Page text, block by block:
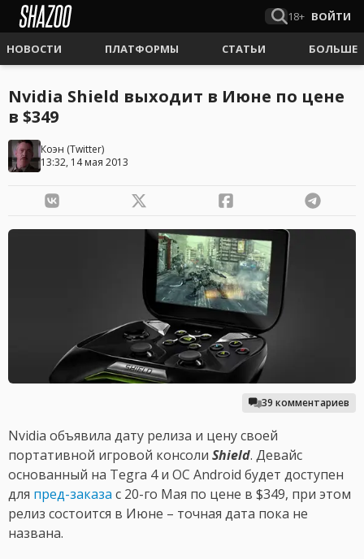
18+ ВОЙТИ
НОВОСТИ ПЛАТФОРМЫ СТАТЬИ БОЛЬШЕ
Nvidia Shield выходит в Июне по цене
в $349
Коэн (Twitter)
13:32, 14 мая 2013
39 комментариев
Nvidia объявила дату релиза и цену своей
портативной игровой консоли Shield. Девайс
основанный на Tegra 4 и ОС Android будет доступен
для пред-заказа с 20-го Мая по цене в $349, при этом
релиз состоится в Июне – точная дата пока не
названа.